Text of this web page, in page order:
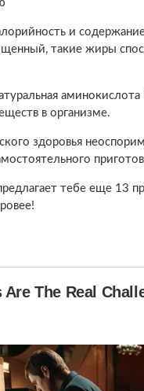
и
такие жиры
в организме.
здоровья
тебе еще